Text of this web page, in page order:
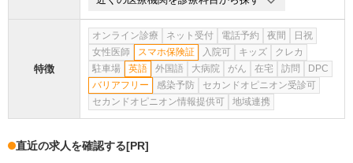
特徴
オンライン診療 ネット受付 電話予約 夜間
日祝
女性医師
スマホ保険証 入院可 キッズ
クレカ
駐車場
英語 外国語 大病院 がん 在宅 訪問
DPC
バリアフリー
感染予防
セカンドオピニオン受診可
セカンドオピニオン情報提供可
地域連携
直近の求人を確認する[PR]